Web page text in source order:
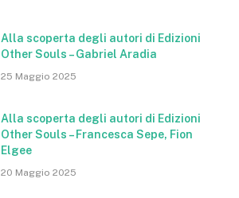
Alla scoperta degli autori di Edizioni
Other Souls – Gabriel Aradia
25 Maggio 2025
Alla scoperta degli autori di Edizioni
Other Souls – Francesca Sepe, Fion
Elgee
20 Maggio 2025